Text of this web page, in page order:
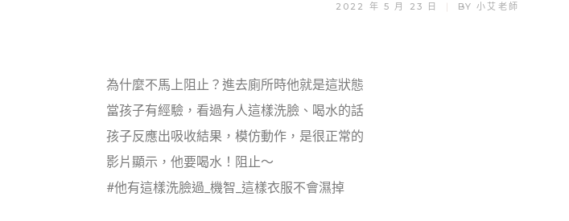
自理篇
育兒小技巧
2022 年 5 月 23 日 BY 小艾老師
為什麼不馬上阻止？進去廁所時他就是這狀態
當孩子有經驗，看過有人這樣洗臉、喝水的話
孩子反應出吸收結果，模仿動作，是很正常的
影片顯示，他要喝水！阻止～
#他有這樣洗臉過_機智_這樣衣服不會濕掉